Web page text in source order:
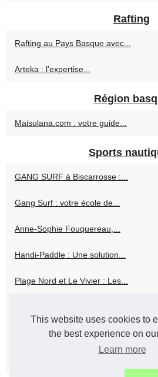
This website uses cookies to
the best experience on
Learn more
Rafting
Rafting au Pays Basque avec...
Arteka : l'expertise...
Région
Maisulana.com : votre guide...
Sports
GANG SURF à Biscarrosse :...
Gang Surf : votre école de...
Anne-Sophie Fouquereau,...
Handi-Paddle : Une solution...
Plage Nord et Le Vivier : Les...
Découvrez en ligne...